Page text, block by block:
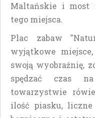
Maltańskie i most
tego miejsca.
Plac zabaw
wyjątkowe
swoją wyobraźnię,
spędzać czas
towarzystwie
ilość piasku,